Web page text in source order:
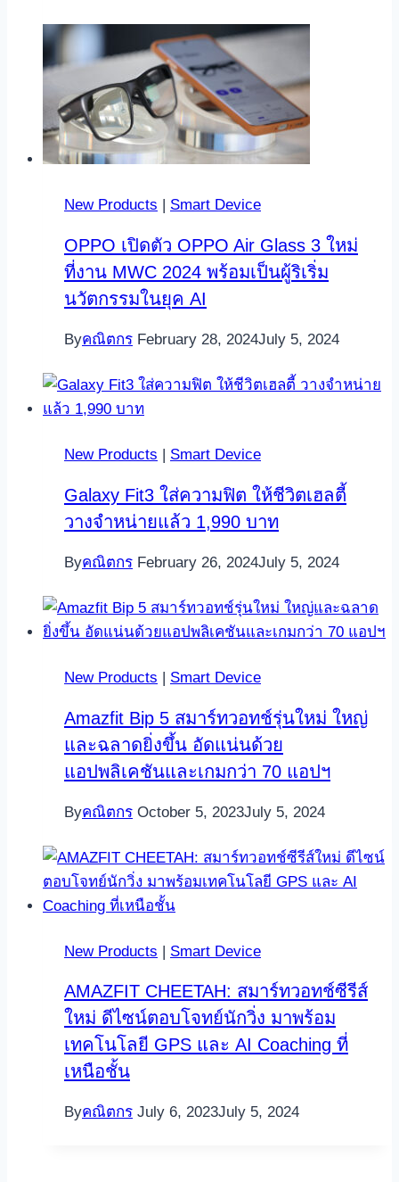
New Products | Smart Device
OPPO เปิดตัว OPPO Air Glass 3 ใหม่
ที่งาน MWC 2024 พร้อมเป็นผู้ริเริ่ม
นวัตกรรมในยุค AI
Byคณิตกร February 28, 2024July 5, 2024
New Products | Smart Device
Galaxy Fit3 ใส่ความฟิต ให้ชีวิตเฮลตี้
วางจำหน่ายแล้ว 1,990 บาท
Byคณิตกร February 26, 2024July 5, 2024
New Products | Smart Device
Amazfit Bip 5 สมาร์ทวอทช์รุ่นใหม่ ใหญ่
และฉลาดยิ่งขึ้น อัดแน่นด้วย
แอปพลิเคชันและเกมกว่า 70 แอปฯ
Byคณิตกร October 5, 2023July 5, 2024
New Products | Smart Device
AMAZFIT CHEETAH: สมาร์ทวอทช์ซีรีส์
ใหม่ ดีไซน์ตอบโจทย์นักวิ่ง มาพร้อม
เทคโนโลยี GPS และ AI Coaching ที่
เหนือชั้น
Byคณิตกร July 6, 2023July 5, 2024